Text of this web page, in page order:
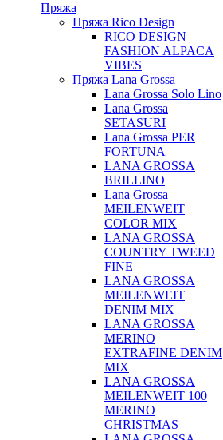
Пряжа
Пряжа Rico Design
RICO DESIGN
FASHION ALPACA
VIBES
Пряжа Lana Grossa
Lana Grossa Solo Lino
Lana Grossa
SETASURI
Lana Grossa PER
FORTUNA
LANA GROSSA
BRILLINO
Lana Grossa
MEILENWEIT
COLOR MIX
LANA GROSSA
COUNTRY TWEED
FINE
LANA GROSSA
MEILENWEIT
DENIM MIX
LANA GROSSA
MERINO
EXTRAFINE DENIM
MIX
LANA GROSSA
MEILENWEIT 100
MERINO
CHRISTMAS